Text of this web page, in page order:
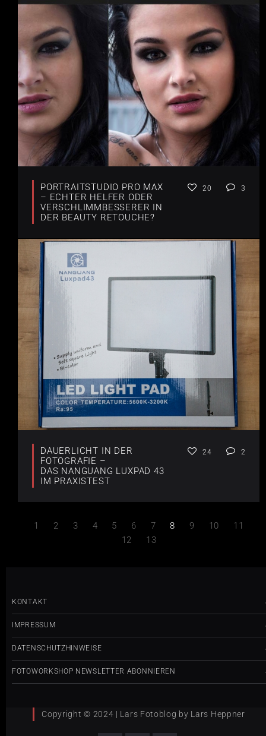
PORTRAITSTUDIO PRO MAX
– ECHTER HELFER ODER
VERSCHLIMMBESSERER IN
DER BEAUTY RETOUCHE?
20 3
DAUERLICHT IN DER
FOTOGRAFIE –
DAS NANGUANG LUXPAD 43
IM PRAXISTEST
24 2
1 2 3 4 5 6 7 8 9 10
11
12
13
KONTAKT
IMPRESSUM
DATENSCHUTZHINWEISE
FOTOWORKSHOP NEWSLETTER ABONNIEREN
Copyright © 2024 | Lars Fotoblog by Lars Heppner